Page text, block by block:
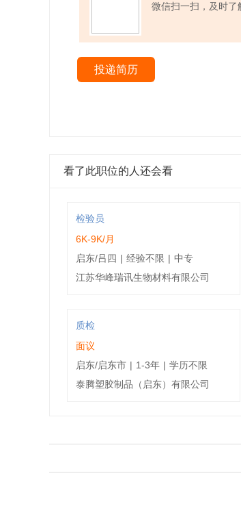
微信扫一扫，及时了
投递简历
看了此职位的人还会看
检验员
6K-9K/月
启东/吕四 | 经验不限 | 中专
江苏华峰瑞讯生物材料有限公司
质检
面议
启东/启东市 | 1-3年 | 学历不限
泰腾塑胶制品（启东）有限公司